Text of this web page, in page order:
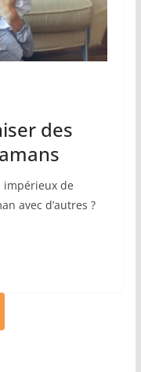
des
impérieux de
avec d’autres ?